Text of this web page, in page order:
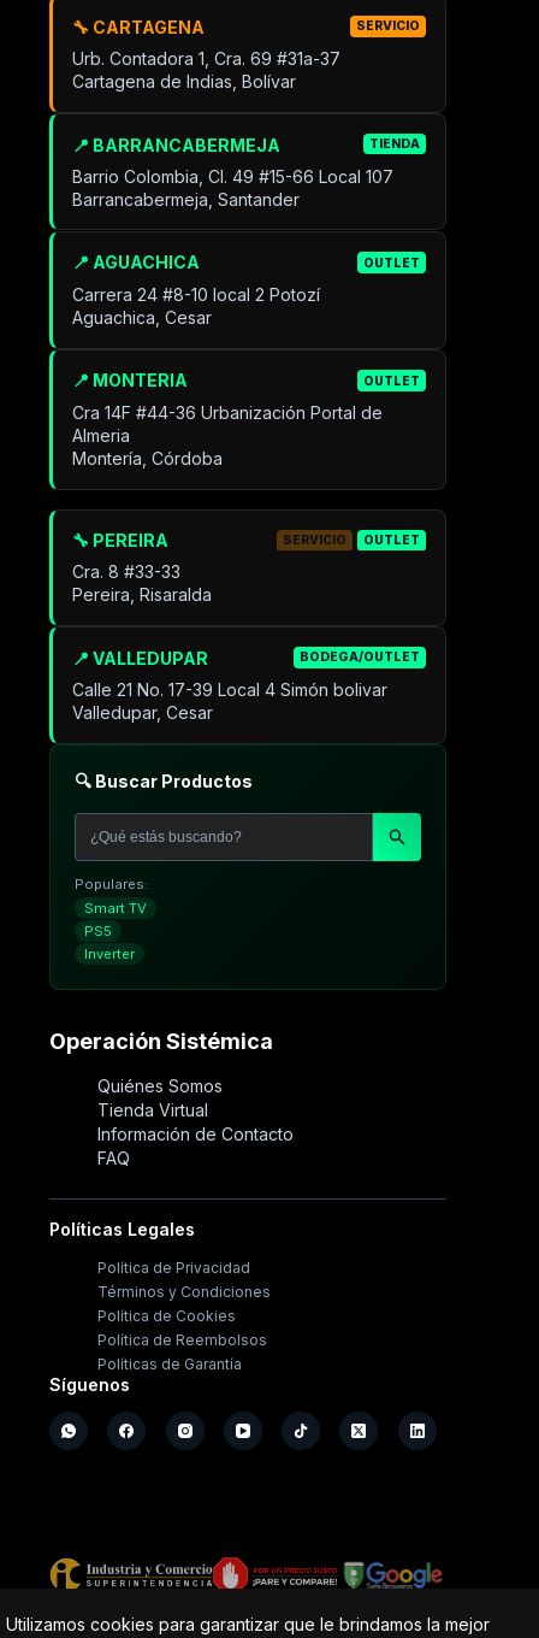
Utilizamos cookies para garantizar que le brindamos la mejor
🔧 CARTAGENA SERVICIO
Urb. Contadora 1, Cra. 69 #31a-37
Cartagena de Indias, Bolívar
📍 BARRANCABERMEJA TIENDA
Barrio Colombia, Cl. 49 #15-66 Local 107
Barrancabermeja, Santander
📍 AGUACHICA OUTLET
Carrera 24 #8-10 local 2 Potozí
Aguachica, Cesar
📍 MONTERIA OUTLET
Cra 14F #44-36 Urbanización Portal de
Almeria
Montería, Córdoba
📍 VALLEDUPAR BODEGA/OUTLET
Calle 21 No. 17-39 Local 4 Simón bolivar
Valledupar, Cesar
🔧 PEREIRA SERVICIO OUTLET
Cra. 8 #33-33
Pereira, Risaralda
🔍 Buscar Productos
Populares:
Smart TV
PS5
Inverter
Operación Sistémica
Quiénes Somos
Tienda Virtual
Información de Contacto
FAQ
Políticas Legales
Política de Privacidad
Términos y Condiciones
Política de Cookies
Política de Reembolsos
Políticas de Garantía
Síguenos
Copyright © - Operación Sistémica